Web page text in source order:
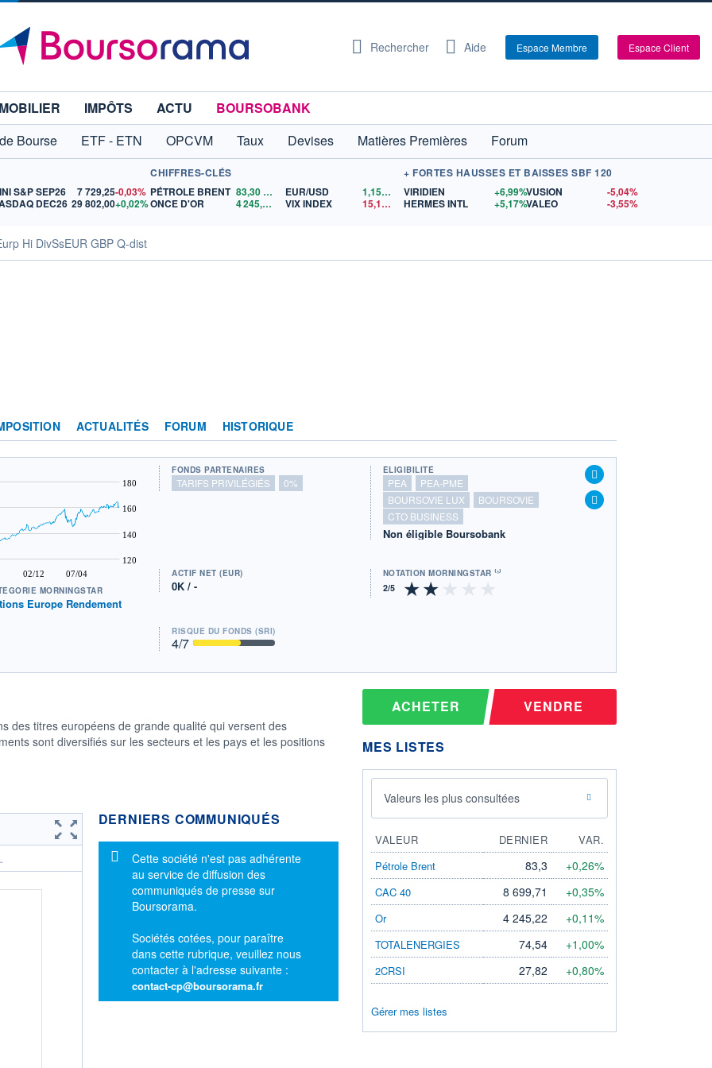
Rechercher Aide Espace Membre Espace Client
IMPÔTS ACTU
BOURSOBANK
Bourse
ETF - ETN OPCVM Taux Devises Matières Premières Forum
S&P SEP26 7 729,25-0,03%
DEC26 29 802,00+0,02%
CHIFFRES-CLÉS
PÉTROLE BRENT 83,30
ONCE D'OR
4 245,22 $US
EUR/USD 1,1521
$US
VIX INDEX
15,15$US
+ FORTES HAUSSES ET BAISSES SBF 120
VIRIDIEN
+6,99%
HERMES INTL
+5,17%
VUSION
-5,04%
VALEO
-3,55%
Hi DivSsEUR GBP Q-dist
ACTUALITÉS FORUM HISTORIQUE
02/12 07/04
120
140
160
180
MORNINGSTAR
Europe Rendement
FONDS PARTENAIRES
TARIFS PRIVILÉGIÉS 0%
ÉLIGIBILITÉ
PEA
PEA-PME
BOURSOVIE LUX
BOURSOVIE
CTO BUSINESS
Non éligible Boursobank
ACTIF NET (EUR)
0K / -
NOTATION MORNINGSTAR ⁽¹⁾
RISQUE DU FONDS (SRI)
4/7
des titres européens de grande qualité qui versent des
sont diversifiés sur les secteurs et les pays et les positions
DERNIERS COMMUNIQUÉS
Message d'information
Cette société n'est pas adhérente
au service de diffusion des
communiqués de presse sur
Boursorama.
Sociétés cotées, pour paraître
dans cette rubrique, veuillez nous
contacter à l'adresse suivante :
contact-cp@boursorama.fr
ACHETER VENDRE
MES LISTES
Valeurs les plus consultées
VALEUR DERNIER
VAR.
Pétrole Brent
83,3 +0,26%
CAC 40 8 699,71 +0,35%
Or 4 245,22 +0,11%
TOTALENERGIES 74,54 +1,00%
2CRSI 27,82 +0,80%
Gérer mes listes